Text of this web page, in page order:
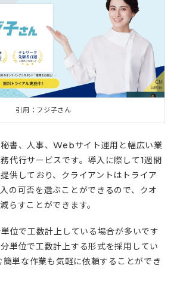
引用：フジ子さん
書、人事、Webサイト運用と幅広い業
代行サービスです。導入に際して1週間
供しており、クライアントはトライア
の可否を選ぶことができるので、クオ
らすことができます。
位で工数計上している場合が多いです
単位で工数計上する形式を採用してい
簡単な作業も気軽に依頼することができ